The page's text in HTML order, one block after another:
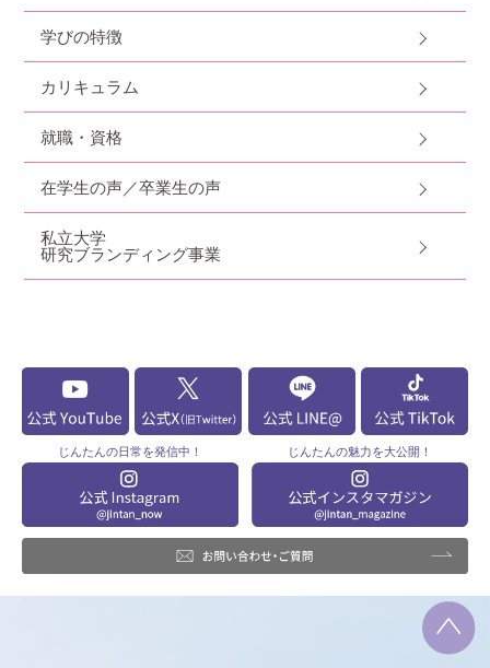
学びの特徴
カリキュラム
就職・資格
在学生の声／卒業生の声
私立大学
研究ブランディング事業
じんたんの日常を発信中！ じんたんの魅力を大公開！